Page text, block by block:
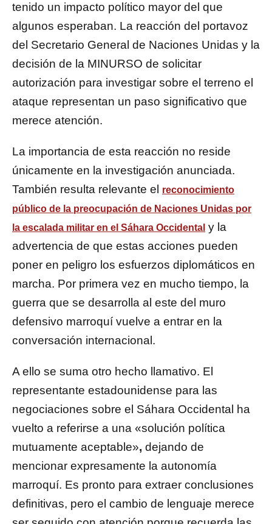
tenido un impacto político mayor del que
algunos esperaban. La reacción del portavoz
del Secretario General de Naciones Unidas y la
decisión de la MINURSO de solicitar
autorización para investigar sobre el terreno el
ataque representan un paso significativo que
merece atención.
La importancia de esta reacción no reside
únicamente en la investigación anunciada.
También resulta relevante el
reconocimiento
público de la preocupación de Naciones Unidas por
la escalada militar en el Sáhara Occidental y la
advertencia de que estas acciones pueden
poner en peligro los esfuerzos diplomáticos en
marcha. Por primera vez en mucho tiempo, la
guerra que se desarrolla al este del muro
defensivo marroquí vuelve a entrar en la
conversación internacional.
A ello se suma otro hecho llamativo. El
representante estadounidense para las
negociaciones sobre el Sáhara Occidental ha
vuelto a referirse a una «solución política
mutuamente aceptable», dejando de
mencionar expresamente la autonomía
marroquí. Es pronto para extraer conclusiones
definitivas, pero el cambio de lenguaje merece